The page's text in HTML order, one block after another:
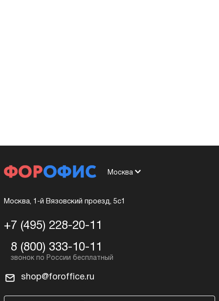
Москва
Москва, 1-й Вязовский проезд, 5с1
+7 (495) 228-20-11
8 (800) 333-10-11
shop@foroffice.ru